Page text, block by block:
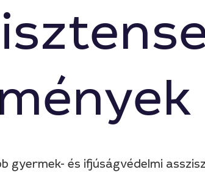
gyermek- és ifjúságvédelmi